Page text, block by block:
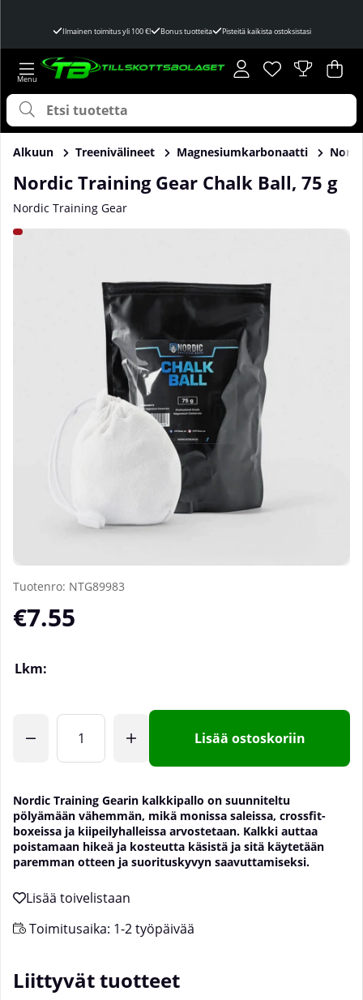
Ilmainen toimitus yli 100 €! Bonus tuotteita Pisteitä kaikista ostoksistasi
Toivelista
Lukumäärä
. .
Alkuun Treenivälineet Magnesiumkarbonaatti
Nordic Training Gear Chalk Ball, 75 g
Nordic Training Gear
Tuotekuvat Nordic Training Gear Chalk Ball, 75 g
Tuotenro: NTG89983
€7.55
Lkm:
Lisää ostoskoriin
Nordic Training Gearin kalkkipallo on suunniteltu
pölyämään vähemmän, mikä monissa saleissa, crossfit-
boxeissa ja kiipeilyhalleissa arvostetaan. Kalkki auttaa
poistamaan hikeä ja kosteutta käsistä ja sitä käytetään
paremman otteen ja suorituskyvyn saavuttamiseksi.
Toimitusaika: 1-2 työpäivää
Liittyvät tuotteet